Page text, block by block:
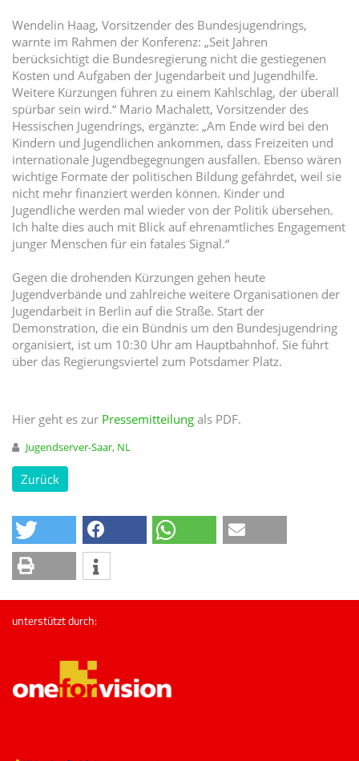
Wendelin Haag, Vorsitzender des Bundesjugendrings,
warnte im Rahmen der Konferenz: „Seit Jahren
berücksichtigt die Bundesregierung nicht die gestiegenen
Kosten und Aufgaben der Jugendarbeit und Jugendhilfe.
Weitere Kürzungen führen zu einem Kahlschlag, der überall
spürbar sein wird.“ Mario Machalett, Vorsitzender des
Hessischen Jugendrings, ergänzte: „Am Ende wird bei den
Kindern und Jugendlichen ankommen, dass Freizeiten und
internationale Jugendbegegnungen ausfallen. Ebenso wären
wichtige Formate der politischen Bildung gefährdet, weil sie
nicht mehr finanziert werden können. Kinder und
Jugendliche werden mal wieder von der Politik übersehen.
Ich halte dies auch mit Blick auf ehrenamtliches Engagement
junger Menschen für ein fatales Signal.“
Gegen die drohenden Kürzungen gehen heute
Jugendverbände und zahlreiche weitere Organisationen der
Jugendarbeit in Berlin auf die Straße. Start der
Demonstration, die ein Bündnis um den Bundesjugendring
organisiert, ist um 10:30 Uhr am Hauptbahnhof. Sie führt
über das Regierungsviertel zum Potsdamer Platz.
Hier geht es zur Pressemitteilung als PDF.
Jugendserver-Saar, NL
Zurück
unterstützt durch: